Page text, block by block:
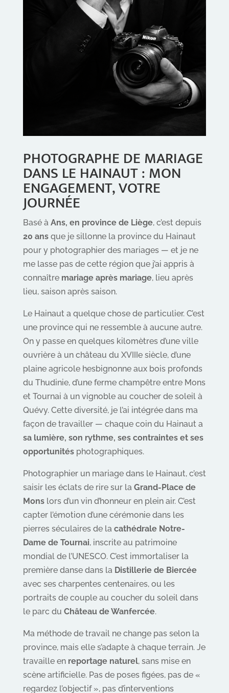
PHOTOGRAPHE DE MARIAGE
DANS LE HAINAUT : MON
ENGAGEMENT, VOTRE
JOURNÉE
Basé à Ans, en province de Liège, c’est depuis
20 ansque je sillonne la province du Hainaut
pour y photographier des mariages — et je ne
me lasse pas de cette région que j’ai appris à
connaître mariage après mariage, lieu après
lieu, saison après saison.
Le Hainaut a quelque chose de particulier. C’est
une province qui ne ressemble à aucune autre.
On y passe en quelques kilomètres d’une ville
ouvrière à un château du XVIIIe siècle, d’une
plaine agricole hesbignonne aux bois profonds
du Thudinie, d’une ferme champêtre entre Mons
et Tournai à un vignoble au coucher de soleil à
Quévy. Cette diversité, je l’ai intégrée dans ma
façon de travailler — chaque coin du Hainaut a
sa lumière, son rythme, ses contraintes et ses
opportunitésphotographiques.
Photographier un mariage dans le Hainaut, c’est
saisir les éclats de rire sur la Grand-Place de
Monslors d’un vin d’honneur en plein air. C’est
capter l’émotion d’une cérémonie dans les
pierres séculaires de la cathédrale Notre-
Dame de Tournai, inscrite au patrimoine
mondial de l’UNESCO. C’est immortaliser la
première danse dans la Distillerie de Biercée
avec ses charpentes centenaires, ou les
portraits de couple au coucher du soleil dans
le parc du Château de Wanfercée.
Ma méthode de travail ne change pas selon la
province, mais elle s’adapte à chaque terrain. Je
travaille en reportage naturel, sans mise en
scène artificielle. Pas de poses figées, pas de «
regardez l’objectif », pas d’interventions